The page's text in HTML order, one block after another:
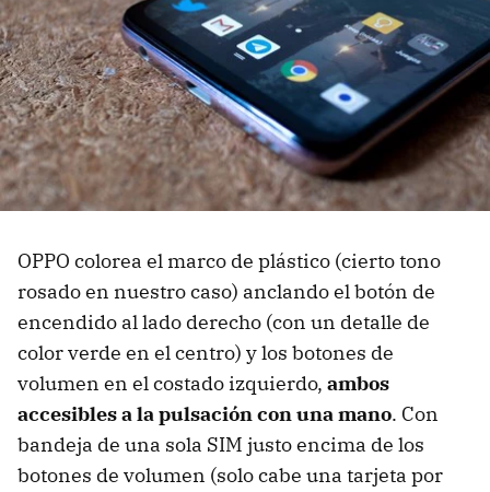
OPPO colorea el marco de plástico (cierto tono
rosado en nuestro caso) anclando el botón de
encendido al lado derecho (con un detalle de
color verde en el centro) y los botones de
volumen en el costado izquierdo, ambos
accesibles a la pulsación con una mano. Con
bandeja de una sola SIM justo encima de los
botones de volumen (solo cabe una tarjeta por